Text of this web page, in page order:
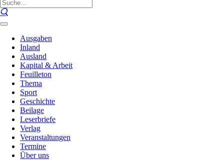
Ausgaben
Inland
Ausland
Kapital & Arbeit
Feuilleton
Thema
Sport
Geschichte
Beilage
Leserbriefe
Verlag
Veranstaltungen
Termine
Über uns